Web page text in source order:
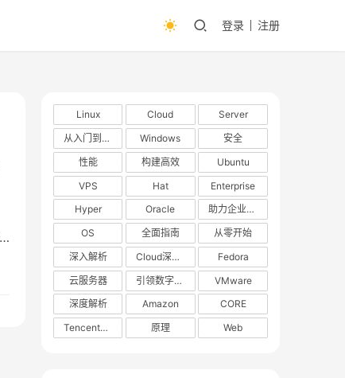
登录 注册
Linux Cloud
Server
从入门到精通
Windows
安全
性能
构建高效
Ubuntu
VPS
Hat
Enterprise
Hyper
Oracle
助力企业数字化转型
OS
全面指南
从零开始
深入解析
Cloud深度解析
Fedora
云服务器
引领数字化转型
VMware
深度解析
Amazon
CORE
TencentOS
原理 Web